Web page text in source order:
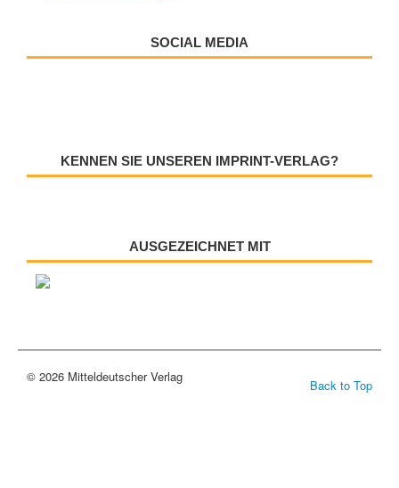
SOCIAL MEDIA
KENNEN SIE UNSEREN IMPRINT-VERLAG?
AUSGEZEICHNET MIT
Back to Top
© 2026 Mitteldeutscher Verlag